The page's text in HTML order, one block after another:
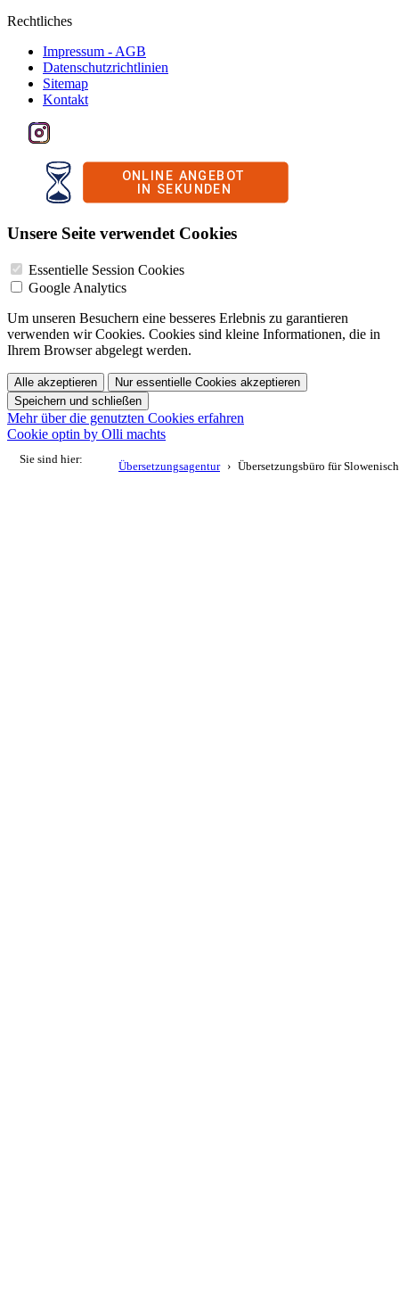
Sie sind hier:
Übersetzungsagentur Übersetzungsbüro für Slowenisch
Rechtliches
Impressum - AGB
Datenschutzrichtlinien
Sitemap
Kontakt
Unsere Seite verwendet Cookies
Essentielle Session Cookies
Google Analytics
Um unseren Besuchern eine besseres Erlebnis zu garantieren
verwenden wir Cookies. Cookies sind kleine Informationen, die in
Ihrem Browser abgelegt werden.
Alle akzeptieren
Nur essentielle Cookies akzeptieren
Speichern und schließen
Mehr über die genutzten Cookies erfahren
Cookie optin by Olli machts